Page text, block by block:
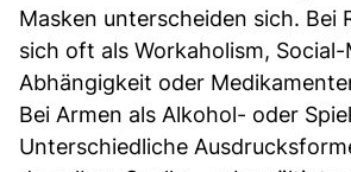
Masken unterscheiden sich. Bei
sich oft als Workaholism, Social-
Abhängigkeit oder
Bei Armen als Alkohol- oder
Unterschiedliche